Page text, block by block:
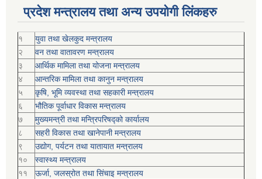
प्रदेश मन्त्रालय तथा अन्य उपयोगी लिंकहरु
१
युवा तथा खेलकुद मन्त्रालय
२
वन तथा वातावरण मन्त्रालय
३
आर्थिक मामिला तथा योजना मन्त्रालय
४
आन्तरिक मामिला तथा कानुन मन्त्रालय
५
कृषि, भूमि व्यवस्था तथा सहकारी मन्त्रालय
६
भौतिक पूर्वाधार विकास मन्त्रालय
७
मुख्यमन्त्री तथा मन्त्रिपरिषद्को कार्यालय
८
सहरी विकास तथा खानेपानी मन्त्रालय
९
उद्योग, पर्यटन तथा यातायात मन्त्रालय
१०
स्वास्थ्य मन्त्रालय
११
ऊर्जा, जलस्रोत तथा सिंचाइ मन्त्रालय